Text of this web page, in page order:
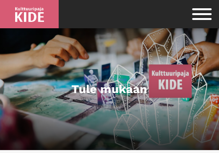
Tule mukaan